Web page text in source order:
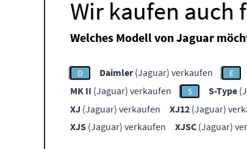
Wir kaufen auch
Welches Modell von Jaguar
D Daimler(Jaguar) verkaufen E
MK II (Jaguar) verkaufen S S-Type
XJ (Jaguar) verkaufen XJ12 (Jaguar)
XJS (Jaguar) verkaufen XJSC (Jaguar)